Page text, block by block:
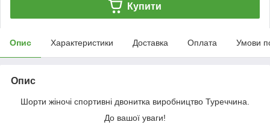
Купити
Опис Характеристики Доставка Оплата Умови
Опис
Шорти жіночі спортивні двонитка виробництво Туреччина.
До вашої уваги!